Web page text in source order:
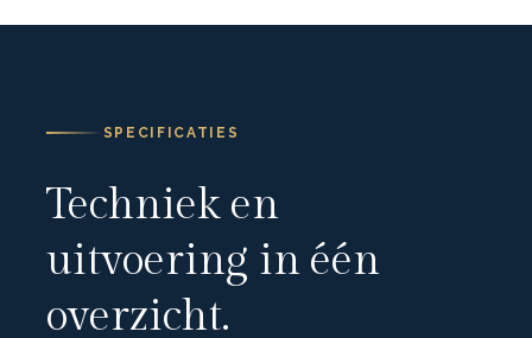
SPECIFICATIES
Techniek en
uitvoering in één
overzicht.